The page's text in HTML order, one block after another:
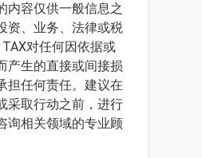
内容仅供一般信息之
资、业务、法律或税
对任何因依据或
产生的直接或间接损
担任何责任。建议在
采取行动之前，进行
询相关领域的专业顾